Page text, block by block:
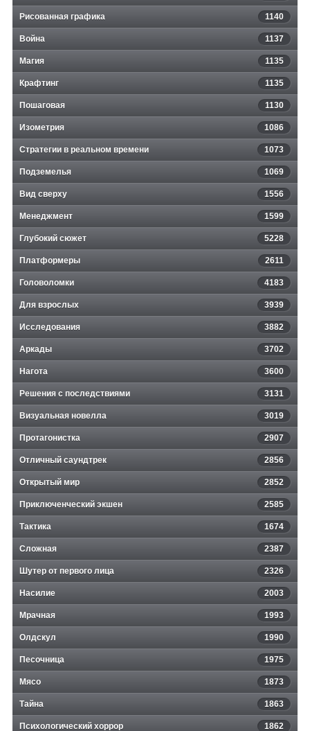
Рисованная графика 1140
Война 1137
Магия 1135
Крафтинг 1135
Пошаговая 1130
Изометрия 1086
Стратегии в реальном времени 1073
Подземелья 1069
Вид сверху 1556
Менеджмент 1599
Глубокий сюжет 5228
Платформеры 2611
Головоломки 4183
Для взрослых 3939
Исследования 3882
Аркады 3702
Нагота 3600
Решения с последствиями 3131
Визуальная новелла 3019
Протагонистка 2907
Отличный саундтрек 2856
Открытый мир 2852
Приключенческий экшен 2585
Тактика 1674
Сложная 2387
Шутер от первого лица 2326
Насилие 2003
Мрачная 1993
Олдскул 1990
Песочница 1975
Мясо 1873
Тайна 1863
Психологический хоррор 1862